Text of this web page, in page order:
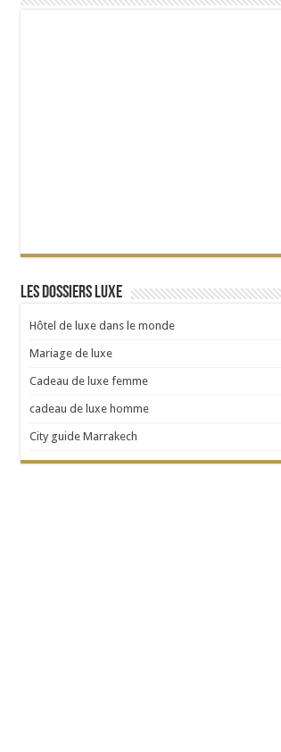
Les dossiers Luxe
Hôtel de luxe dans le monde
Mariage de luxe
Cadeau de luxe femme
cadeau de luxe homme
City guide Marrakech